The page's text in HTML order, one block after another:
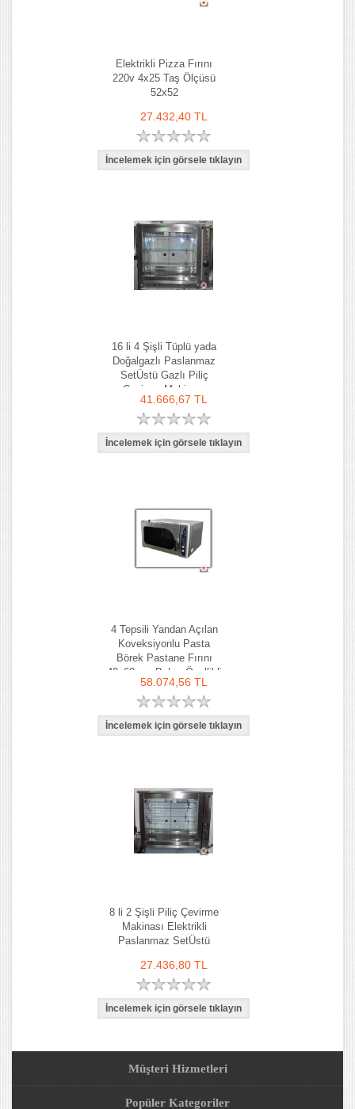
Elektrikli Pizza Fırını
220v 4x25 Taş Ölçüsü
52x52
27.432,40 TL
16 li 4 Şişli Tüplü yada
Doğalgazlı Paslanmaz
SetÜstü Gazlı Piliç
Çevirme Makinası
41.666,67 TL
4 Tepsili Yandan Açılan
Koveksiyonlu Pasta
Börek Pastane Fırını
40x60 cm Buhar Özellikli
58.074,56 TL
8 li 2 Şişli Piliç Çevirme
Makinası Elektrikli
Paslanmaz SetÜstü
27.436,80 TL
Müşteri Hizmetleri
Popüler Kategoriler